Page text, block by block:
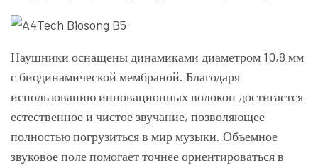
Наушники оснащены динамиками диаметром 10,8 мм
с биодинамической мембраной. Благодаря
использованию инновационных волокон достигается
естественное и чистое звучание, позволяющее
полностью погрузиться в мир музыки. Объемное
звуковое поле помогает точнее ориентироваться в